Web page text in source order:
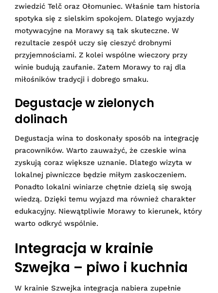
zwiedzić Telč oraz Ołomuniec. Właśnie tam historia
spotyka się z sielskim spokojem. Dlatego wyjazdy
motywacyjne na Morawy są tak skuteczne. W
rezultacie zespół uczy się cieszyć drobnymi
przyjemnościami. Z kolei wspólne wieczory przy
winie budują zaufanie. Zatem Morawy to raj dla
miłośników tradycji i dobrego smaku.
Degustacje w zielonych
dolinach
Degustacja wina to doskonały sposób na integrację
pracowników. Warto zauważyć, że czeskie wina
zyskują coraz większe uznanie. Dlatego wizyta w
lokalnej piwniczce będzie miłym zaskoczeniem.
Ponadto lokalni winiarze chętnie dzielą się swoją
wiedzą. Dzięki temu wyjazd ma również charakter
edukacyjny. Niewątpliwie Morawy to kierunek, który
warto odkryć wspólnie.
Integracja w krainie
Szwejka – piwo i kuchnia
W krainie Szwejka integracja nabiera zupełnie